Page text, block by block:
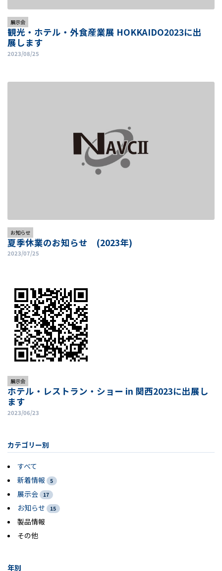
展示会
観光・ホテル・外食産業展 HOKKAIDO2023に出
展します
2023/08/25
お知らせ
夏季休業のお知らせ (2023年)
2023/07/25
展示会
ホテル・レストラン・ショー in 関西2023に出展し
ます
2023/06/23
カテゴリー別
すべて
新着情報
5
展示会 17
お知らせ 15
製品情報
その他
年別